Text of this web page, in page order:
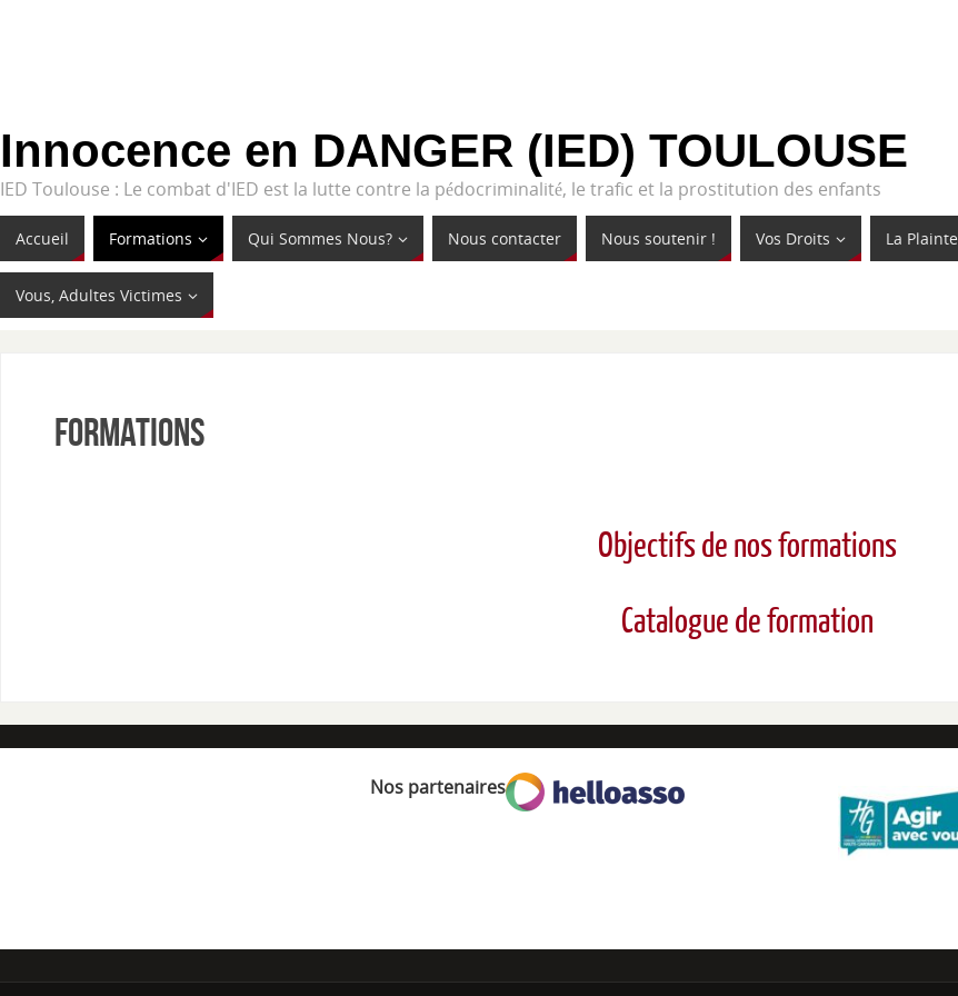
Innocence en DANGER (IED) TOULOUSE
IED Toulouse : Le combat d'IED est la lutte contre la pédocriminalité, le trafic et la prostitution des enfants
Accueil Formations Qui Sommes Nous? Nous contacter Nous soutenir ! Vos Droits La Plainte
Vous, Adultes Victimes
Formations
Objectifs de nos formations
Catalogue de formation
Nos partenaires